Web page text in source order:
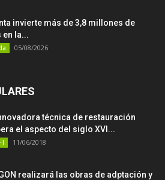
invierte más de 3,8 millones de
en la...
05/08/2026
técnica de restauración
el aspecto del siglo XVI...
I 11/06/2018
realizará las obras de adptación y